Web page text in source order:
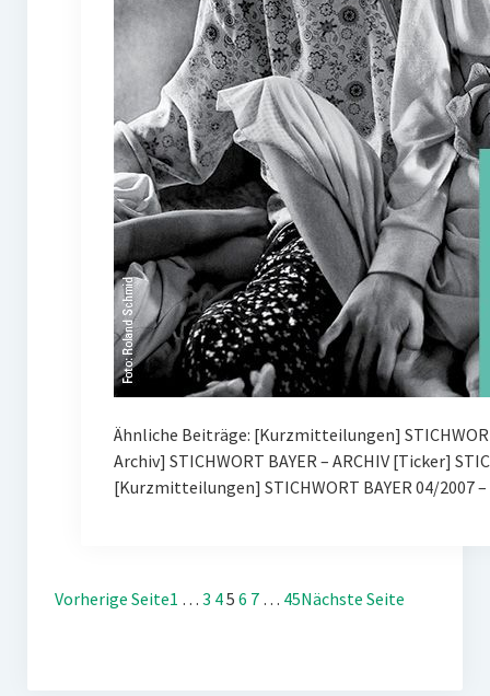
Ähnliche Beiträge: [Kurzmitteilungen]
Archiv] STICHWORT BAYER – ARCHIV [Ticker]
[Kurzmitteilungen] STICHWORT BAYER 04/2007
Vorherige Seite1 … 3 45 6 7 … 45Nächste Seite